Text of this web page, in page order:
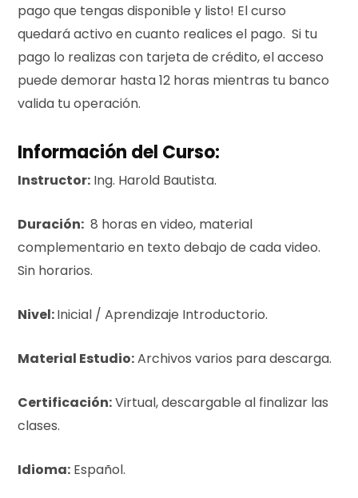
pago que tengas disponible y listo! El curso
quedará activo en cuanto realices el pago. Si tu
pago lo realizas con tarjeta de crédito, el acceso
puede demorar hasta 12 horas mientras tu banco
valida tu operación.
Información del Curso:
Instructor: Ing. Harold Bautista.
Duración: 8 horas en video, material
complementario en texto debajo de cada video.
Sin horarios.
Nivel:Inicial / Aprendizaje Introductorio.
Material Estudio:Archivos varios para descarga.
Certificación:Virtual, descargable al finalizar las
clases.
Idioma: Español.